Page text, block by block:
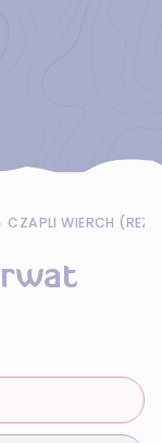
CZAPLI WIERCH